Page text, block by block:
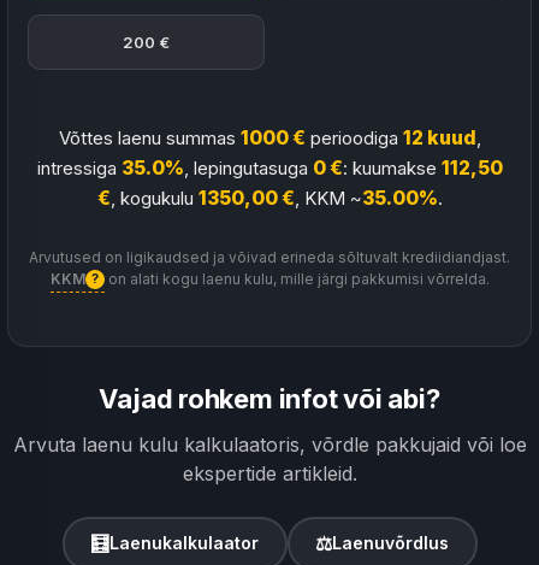
200 €
Võttes laenu summas 1000 € perioodiga 12 kuud
intressiga 35.0% , lepingutasuga 0 €: kuumakse 112,50
€ , kogukulu 1350,00 € , KKM ~35.00%.
Arvutused on ligikaudsed ja võivad erineda sõltuvalt krediidiandjast.
KKM ? on alati kogu laenu kulu, mille järgi pakkumisi võrrelda.
Vajad rohkem infot või abi?
Arvuta laenu kulu kalkulaatoris, võrdle pakkujaid või loe
ekspertide artikleid.
🧮Laenukalkulaator ⚖Laenuvõrdlus